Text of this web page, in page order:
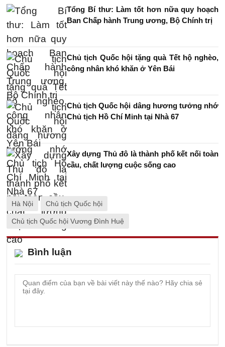
Tổng Bí thư: Làm tốt hơn nữa quy hoạch
Ban Chấp hành Trung ương, Bộ Chính trị
Chủ tịch Quốc hội tặng quà Tết hộ nghèo,
công nhân khó khăn ở Yên Bái
Chủ tịch Quốc hội dâng hương tưởng nhớ
Chủ tịch Hồ Chí Minh tại Nhà 67
Xây dựng Thủ đô là thành phố kết nối toàn
cầu, chất lượng cuộc sống cao
Hà Nội Chủ tịch Quốc hội
Chủ tịch Quốc hội Vương Đình Huệ
Bình luận